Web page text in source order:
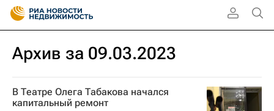
Архив за 09.03.2023
В Театре Олега Табакова начался
капитальный ремонт